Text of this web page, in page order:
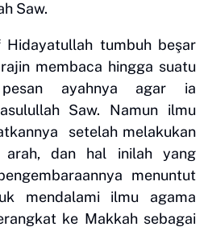
Saw.
Hidayatullah tumbuh beşar
membaca hingga suatu
ayahnya agar ia
Saw. Namun ilmu
setelah melakukan
arah, dan hal inilah yang
menuntut
mendalami ilmu agama
ke Makkah sebagai